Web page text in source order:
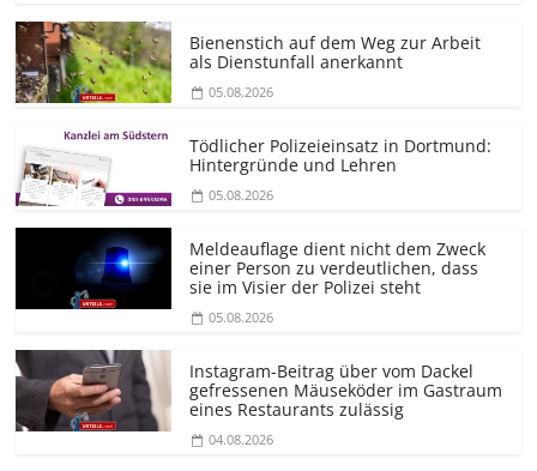
Bienenstich auf dem Weg zur Arbeit
als Dienstunfall anerkannt
05.08.2026
Tödlicher Polizeieinsatz in Dortmund:
Hintergründe und Lehren
05.08.2026
Meldeauflage dient nicht dem Zweck
einer Person zu verdeutlichen, dass
sie im Visier der Polizei steht
05.08.2026
Instagram-Beitrag über vom Dackel
gefressenen Mäuseköder im Gastraum
eines Restaurants zulässig
04.08.2026